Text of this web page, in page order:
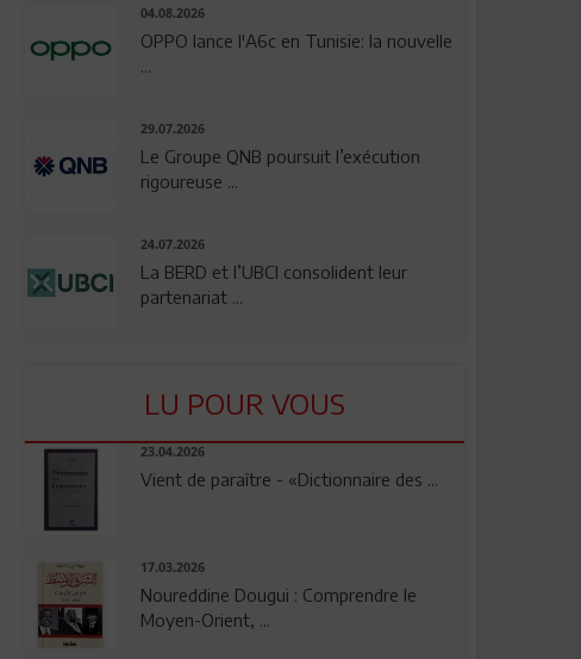
04.08.2026
OPPO lance l'A6c en Tunisie: la nouvelle
29.07.2026
Le Groupe QNB poursuit l’exécution
rigoureuse ...
24.07.2026
La BERD et l’UBCI consolident leur
partenariat ...
LU POUR VOUS
23.04.2026
Vient de paraître - «Dictionnaire des ...
17.03.2026
Noureddine Dougui : Comprendre le
Moyen-Orient, ...